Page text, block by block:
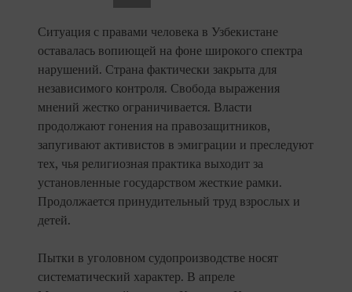
DOWNLOAD
Ситуация с правами человека в Узбекистане
оставалась вопиющей на фоне широкого спектра
нарушений. Страна фактически закрыта для
независимого контроля. Свобода выражения
мнений жестко ограничивается. Власти
продолжают гонения на правозащитников,
запугивают активистов в эмиграции и преследуют
тех, чья религиозная практика выходит за
установленные государством жесткие рамки.
Продолжается принудительный труд взрослых и
детей.
Пытки в уголовном судопроизводстве носят
систематический характер. В апреле